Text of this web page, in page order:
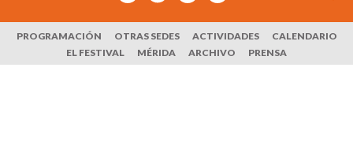
PROGRAMACIÓN OTRAS SEDES ACTIVIDADES
CALENDARIO
EL FESTIVAL
MÉRIDA ARCHIVO PRENSA